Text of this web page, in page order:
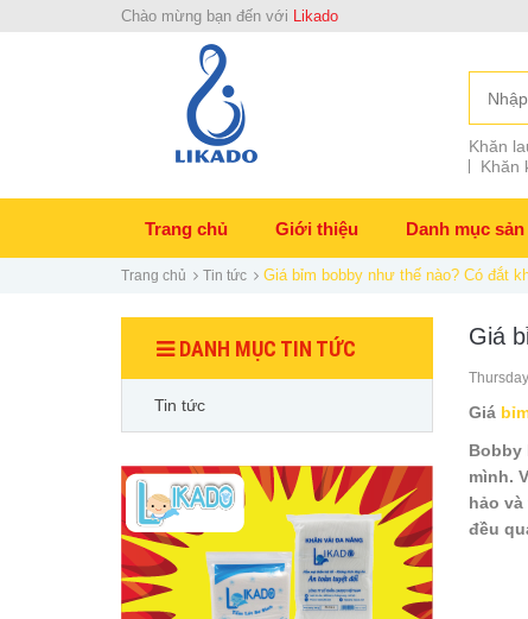
Chào mừng bạn đến với Likado
Khăn
Khăn
Trang chủ Giới thiệu Danh mục
Trang chủ Tin tức Giá bỉm bobby như thế nào? Có đắt
DANH MỤC TIN TỨC
Tin tức
Giá
Giá
Bobby
mình.
hảo
đều